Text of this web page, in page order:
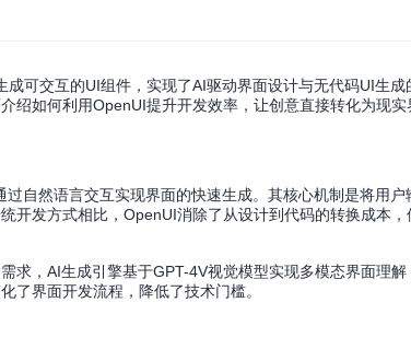
可交互的UI组件，实现了AI驱动界面设计与无代码UI生
如何利用OpenUI提升开发效率，让创意直接转化为现实
自然语言交互实现界面的快速生成。其核心机制是将用户
开发方式相比，OpenUI消除了从设计到代码的转换成本
求，AI生成引擎基于GPT-4V视觉模型实现多模态界面理
了界面开发流程，降低了技术门槛。